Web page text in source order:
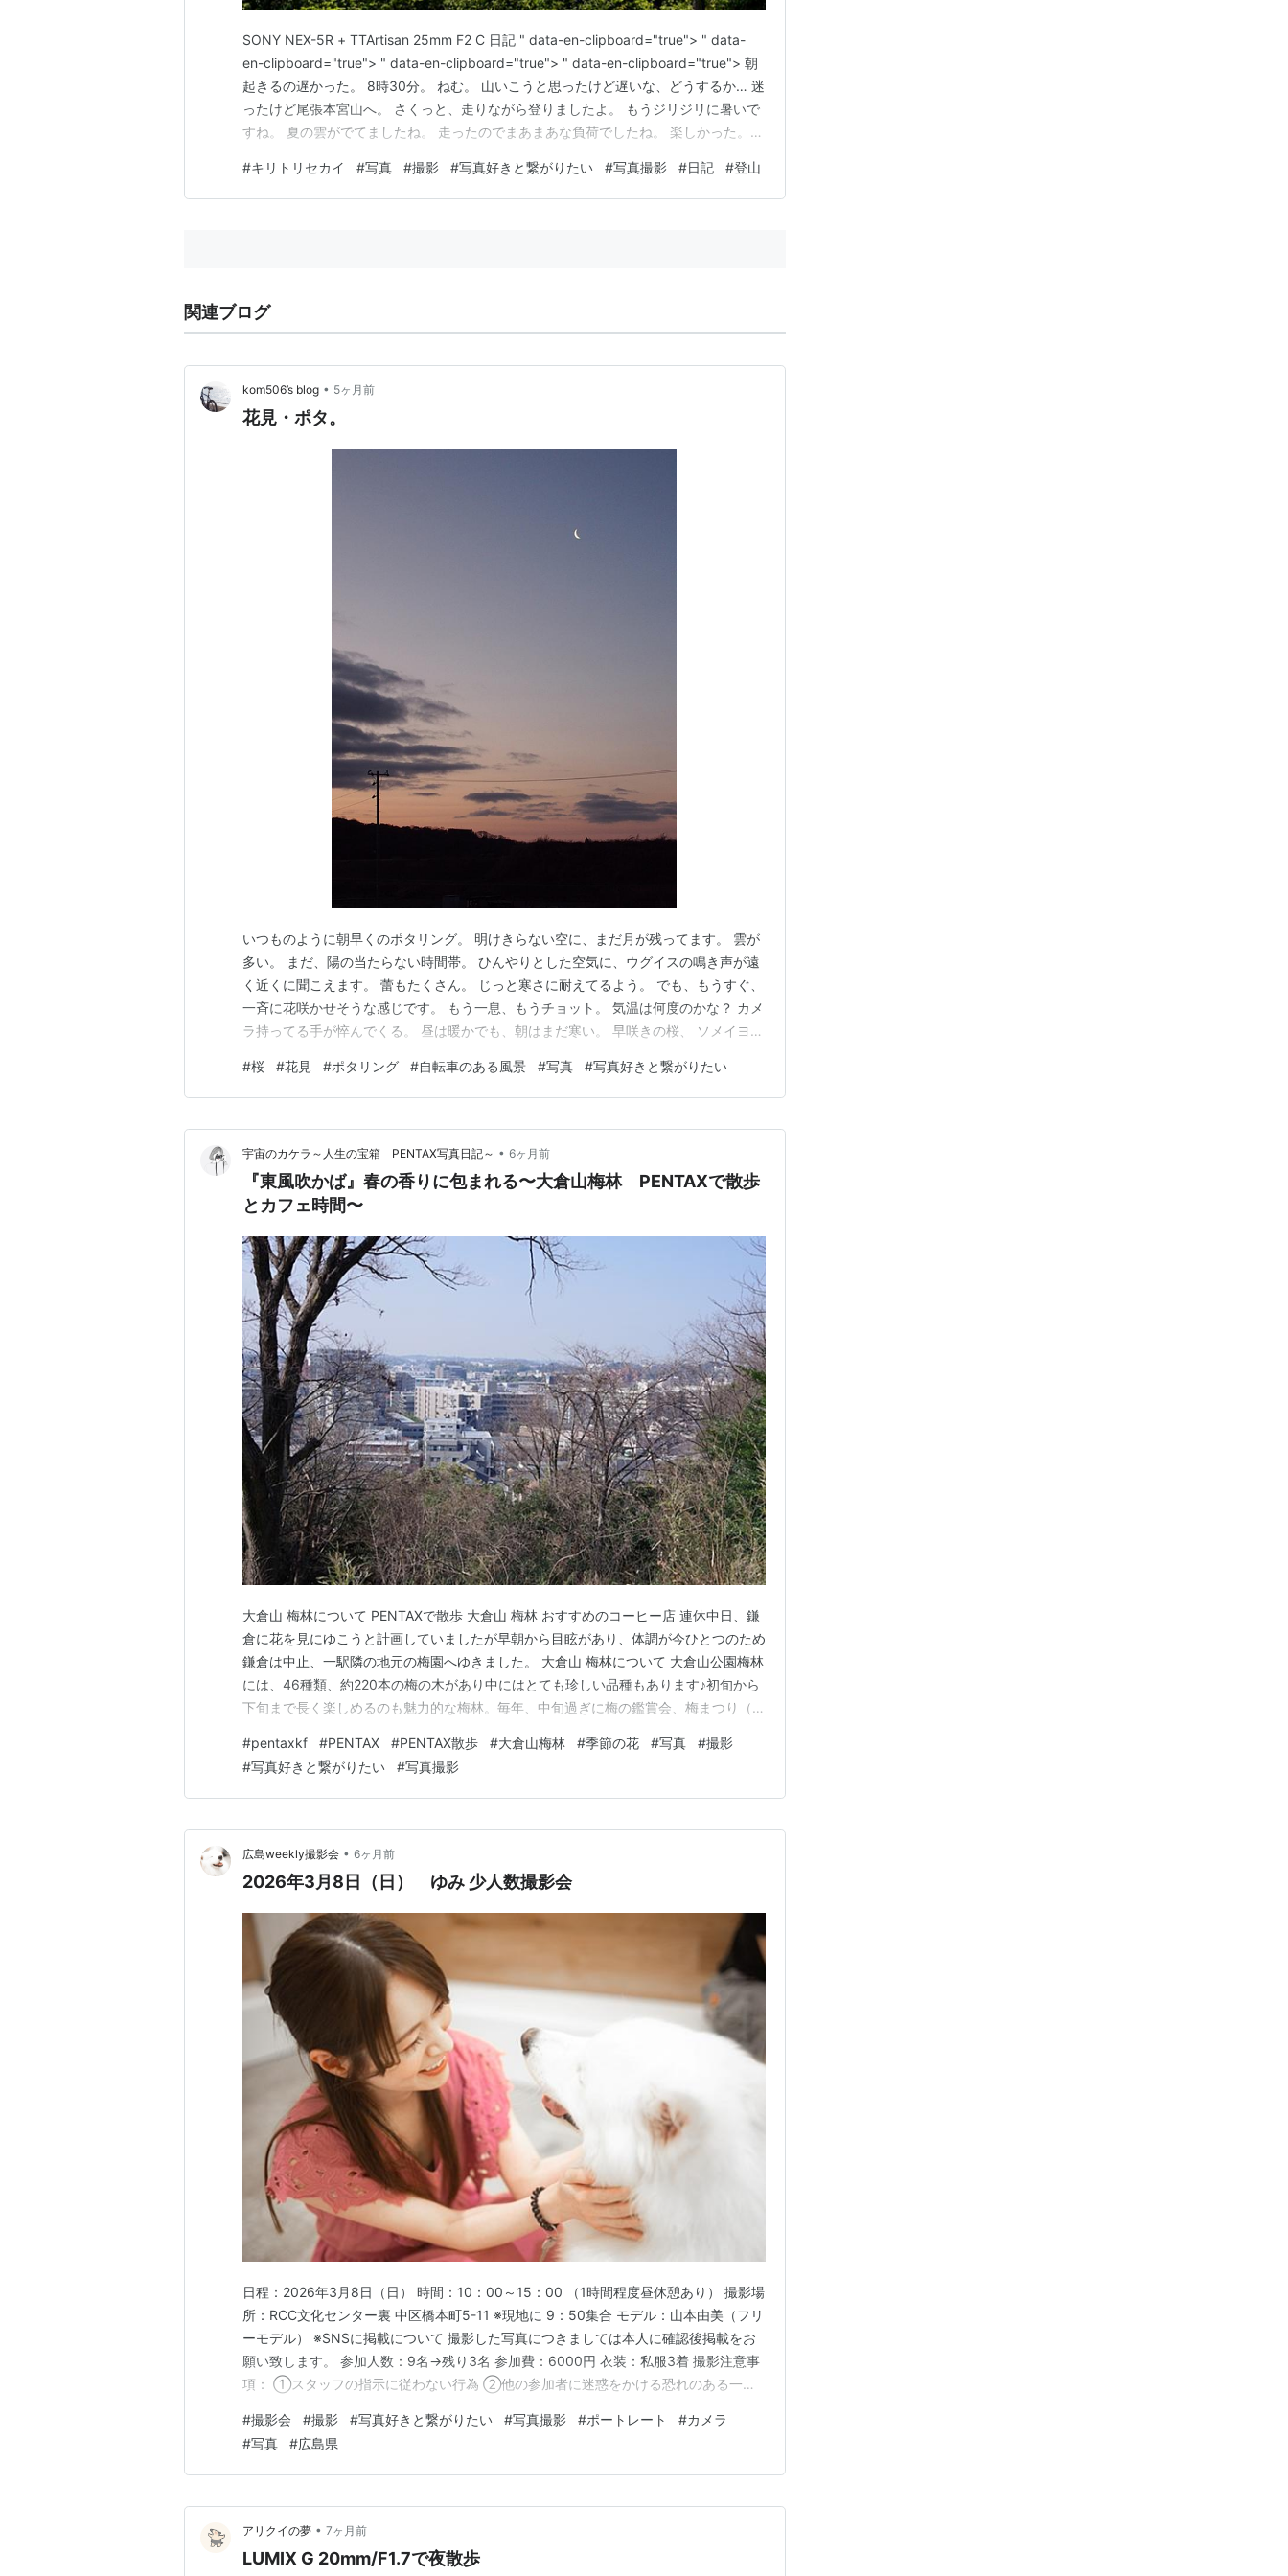
SONY NEX-5R + TTArtisan 25mm F2 C 日記 " data-en-clipboard="true"> " data-
en-clipboard="true"> " data-en-clipboard="true"> " data-en-clipboard="true"> 朝
起きるの遅かった。 8時30分。 ねむ。 山いこうと思ったけど遅いな、どうするか… 迷
ったけど尾張本宮山へ。 さくっと、走りながら登りましたよ。 もうジリジリに暑いで
すね。 夏の雲がでてましたね。 走ったのでまあまあな負荷でしたね。 楽しかった。
#キリトリセカイ #写真 #撮影 #写真好きと繋がりたい #写真撮影 #日記 #登山
関連ブログ
kom506’s blog • 5ヶ月前
花見・ポタ。
いつものように朝早くのポタリング。 明けきらない空に、まだ月が残ってます。 雲が
多い。 まだ、陽の当たらない時間帯。 ひんやりとした空気に、ウグイスの鳴き声が遠
く近くに聞こえます。 蕾もたくさん。 じっと寒さに耐えてるよう。 でも、もうすぐ、
一斉に花咲かせそうな感じです。 もう一息、もうチョット。 気温は何度のかな？ カメ
ラ持ってる手が悴んでくる。 昼は暖かでも、朝はまだ寒い。 早咲きの桜、 ソメイヨシ
んだろう。 こそっと、 ひと足お先に咲いてます。 次の休みには満開だな。 全ての写
真 OM-D EM-5 / S…
#桜 #花見 #ポタリング #自転車のある風景 #写真 #写真好きと繋がりたい
宇宙のカケラ～人生の宝箱 PENTAX写真日記～ • 6ヶ月前
『東風吹かば』春の香りに包まれる〜大倉山梅林 PENTAXで散歩
とカフェ時間〜
大倉山 梅林について PENTAXで散歩 大倉山 梅林 おすすめのコーヒー店 連休中日、鎌
倉に花を見にゆこうと計画していましたが早朝から目眩があり、体調が今ひとつのため
鎌倉は中止、一駅隣の地元の梅園へゆきました。 大倉山 梅林について 大倉山公園梅林
には、46種類、約220本の梅の木があり中にはとても珍しい品種もあります♪初旬から
下旬まで長く楽しめるのも魅力的な梅林。毎年、中旬過ぎに梅の鑑賞会、梅まつり（露
り」が台無しなので個人的にはお祭りをはずした方が公園内に広がる梅の香りと雰囲気
が楽しめるのでおすすめです。行く途…
#pentaxkf #PENTAX #PENTAX散歩 #大倉山梅林 #季節の花 #写真 #撮影
#写真好きと繋がりたい #写真撮影
広島weekly撮影会 • 6ヶ月前
2026年3月8日（日） ゆみ 少人数撮影会
日程：2026年3月8日（日） 時間：10：00～15：00 （1時間程度昼休憩あり） 撮影場
所：RCC文化センター裏 中区橋本町5-11 ※現地に 9：50集合 モデル：山本由美（フリ
ーモデル） ※SNSに掲載について 撮影した写真につきましては本人に確認後掲載をお
願い致します。 参加人数：9名→残り3名 参加費：6000円 衣装：私服3着 撮影注意事
項： ①スタッフの指示に従わない行為 ②他の参加者に迷惑をかける恐れのある一切
totostorys@yahoo.co.jp 申し込み締め切り：3月7日（土）まで …
#撮影会 #撮影 #写真好きと繋がりたい #写真撮影 #ポートレート #カメラ
#写真 #広島県
アリクイの夢 • 7ヶ月前
LUMIX G 20mm/F1.7で夜散歩